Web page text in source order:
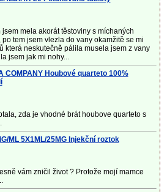
mela akorát těstoviny s míchaných
tem jsem vlezla do vany okamžitě se mi
která neskutečně pálila musela jsem z vany
jsem jak mi nohy...
COMPANY Houbové quarteto 100%
zda je vhodné brát houbove quarteto s
ML 5X1ML/25MG Injekční roztok
vám zničil život ? Protože mojí mamce